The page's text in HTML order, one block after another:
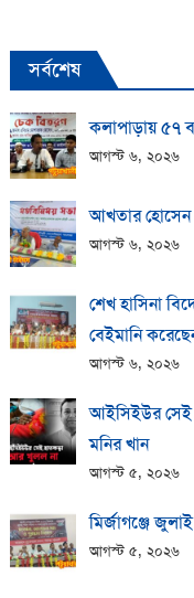
সর্বশেষ
কলাপাড়ায় ​৫৭
আগস্ট ৬, ২০২৬
আখতার হোসেন
আগস্ট ৬, ২০২৬
শেখ হাসিনা
বেইমানি
আগস্ট ৬, ২০২৬
আইসিইউর সেই
মনির খান
আগস্ট ৫, ২০২৬
মির্জাগঞ্জে
আগস্ট ৫, ২০২৬